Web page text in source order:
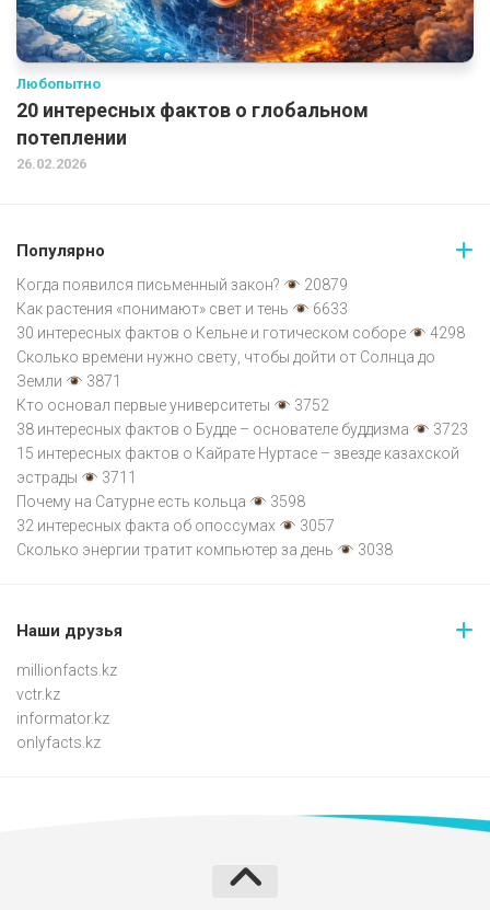
Любопытно
20 интересных фактов о глобальном
потеплении
26.02.2026
Популярно
Когда появился письменный закон?
20879
Как растения «понимают» свет и тень
6633
30 интересных фактов о Кельне и готическом соборе
4298
Сколько времени нужно свету, чтобы дойти от Солнца до
Земли
3871
Кто основал первые университеты
3752
38 интересных фактов о Будде – основателе буддизма
3723
15 интересных фактов о Кайрате Нуртасе – звезде казахской
эстрады
3711
Почему на Сатурне есть кольца
3598
32 интересных факта об опоссумах
3057
Сколько энергии тратит компьютер за день
3038
Наши друзья
millionfacts.kz
vctr.kz
informator.kz
onlyfacts.kz